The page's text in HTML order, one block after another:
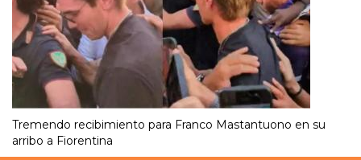
Tremendo recibimiento para Franco Mastantuono en su
arribo a Fiorentina